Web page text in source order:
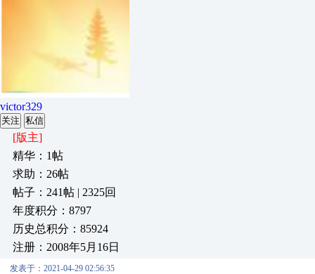
victor329
关注 私信
[版主]
精华：1帖
求助：26帖
帖子：241帖 | 2325回
年度积分：8797
历史总积分：85924
注册：2008年5月16日
发表于：2021-04-29 02:56:35